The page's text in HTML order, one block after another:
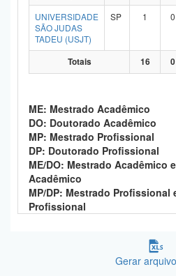
UNIVERSIDADE
SÃO JUDAS
TADEU (USJT)
SP 1 0
Totais 16 0
ME: Mestrado Acadêmico
DO: Doutorado Acadêmico
MP: Mestrado Profissional
DP: Doutorado Profissional
ME/DO: Mestrado Acadêmico
Acadêmico
MP/DP: Mestrado Profissional
Profissional
Gerar